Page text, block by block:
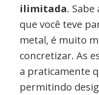
ilimitada.
que você teve
metal, é muito
concretizar. As
a praticamente
permitindo